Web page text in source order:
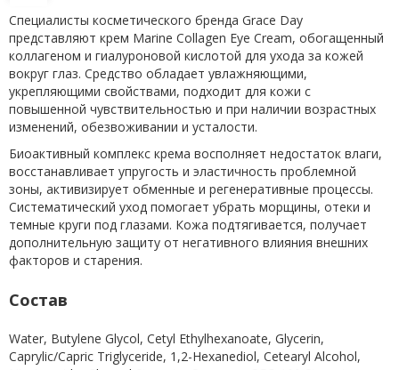
Специалисты косметического бренда Grace Day
представляют крем Marine Collagen Eye Cream, обогащенный
коллагеном и гиалуроновой кислотой для ухода за кожей
вокруг глаз. Средство обладает увлажняющими,
укрепляющими свойствами, подходит для кожи с
повышенной чувствительностью и при наличии возрастных
изменений, обезвоживании и усталости.
Биоактивный комплекс крема восполняет недостаток влаги,
восстанавливает упругость и эластичность проблемной
зоны, активизирует обменные и регенеративные процессы.
Систематический уход помогает убрать морщины, отеки и
темные круги под глазами. Кожа подтягивается, получает
дополнительную защиту от негативного влияния внешних
факторов и старения.
Состав
Water, Butylene Glycol, Cetyl Ethylhexanoate, Glycerin,
Caprylic/Capric Triglyceride, 1,2-Hexanediol, Cetearyl Alcohol,